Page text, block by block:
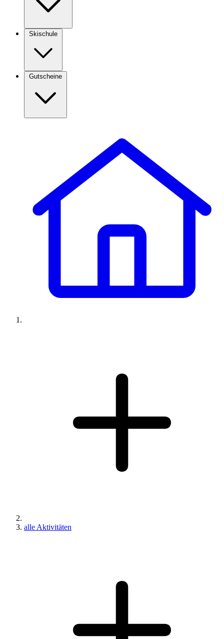
Skischule
Gutscheine
alle Aktivitäten